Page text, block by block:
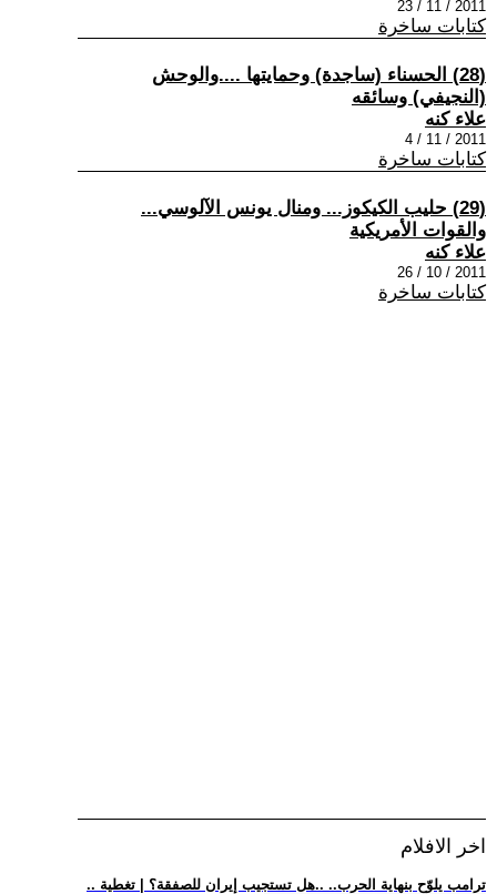
2011 / 11 / 23
كتابات ساخرة
(28) الحسناء (ساجدة) وحمايتها ....والوحش
(النجيفي) وسائقه
علاء كنه
2011 / 11 / 4
كتابات ساخرة
(29) حليب الكيكوز... ومنال يونس الآلوسي...
والقوات الأمريكية
علاء كنه
2011 / 10 / 26
كتابات ساخرة
اخر الافلام
.. ترامب يلوّح بنهاية الحرب.. ..هل تستجيب إيران للصفقة؟ | تغطية